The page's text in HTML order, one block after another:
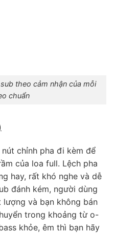
cảm nhận của mỗi
chuẩn
chỉnh pha đi kèm để
của loa full. Lệch pha
hay, rất khó nghe và dễ
đánh kém, người dùng
lượng và bạn không bán
trong khoảng từ o-
khỏe, êm thì bạn hãy